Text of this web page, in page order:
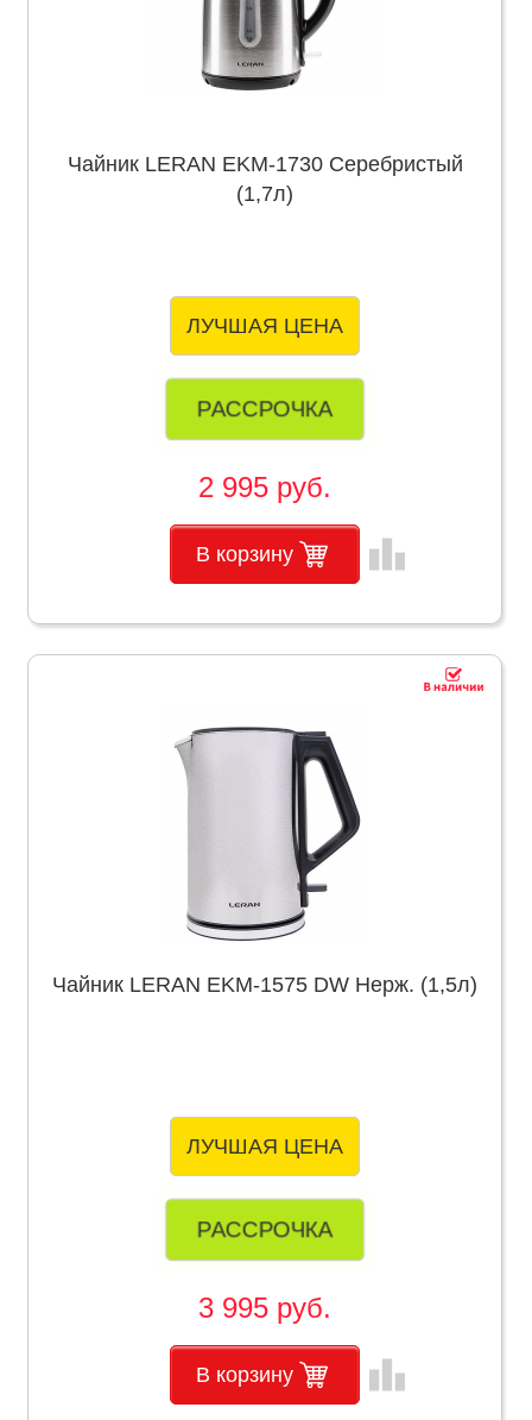
Чайник LERAN EKM-1730 Серебристый
(1,7л)
ЛУЧШАЯ ЦЕНА
РАССРОЧКА
2 995 руб.
В корзину leaderboard
Чайник LERAN EKM-1575 DW Нерж. (1,5л)
ЛУЧШАЯ ЦЕНА
РАССРОЧКА
3 995 руб.
В корзину leaderboard